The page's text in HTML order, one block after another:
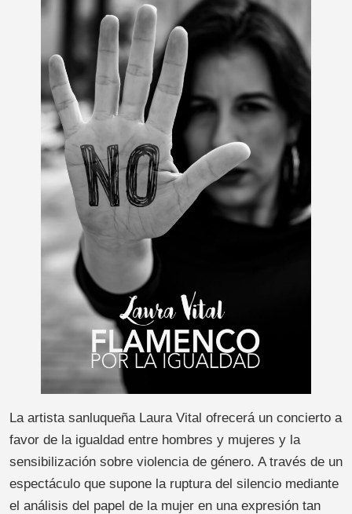
La artista sanluqueña Laura Vital ofrecerá un concierto a
favor de la igualdad entre hombres y mujeres y la
sensibilización sobre violencia de género. A través de un
espectáculo que supone la ruptura del silencio mediante
el análisis del papel de la mujer en una expresión tan